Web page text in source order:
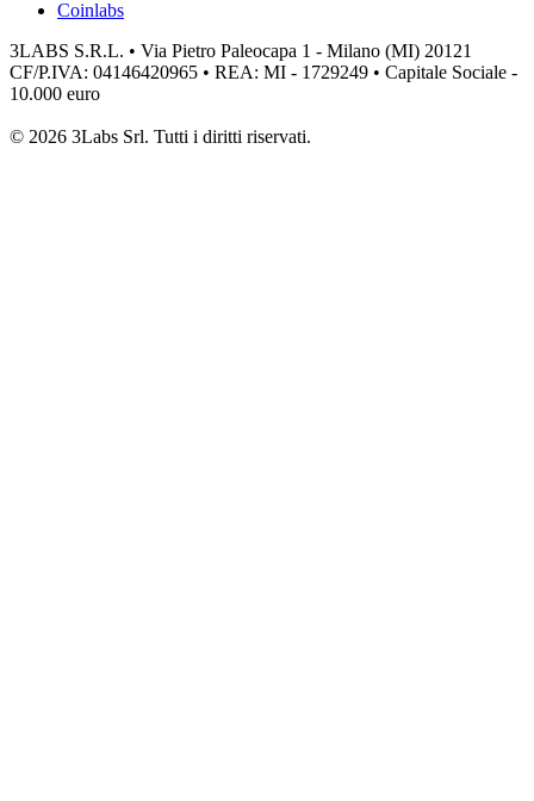
Coinlabs
3LABS S.R.L. • Via Pietro Paleocapa 1 - Milano (MI) 20121
CF/P.IVA: 04146420965 • REA: MI - 1729249 • Capitale Sociale -
10.000 euro
© 2026 3Labs Srl. Tutti i diritti riservati.